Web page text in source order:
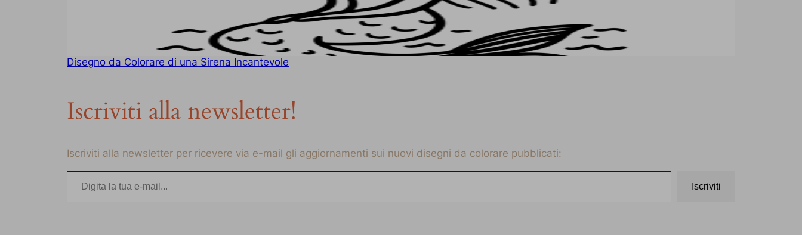
Disegno da Colorare di una Sirena Incantevole
Iscriviti alla newsletter!
Iscriviti alla newsletter per ricevere via e-mail gli aggiornamenti sui nuovi disegni da colorare pubblicati:
Digita la tua e-mail…
Iscriviti